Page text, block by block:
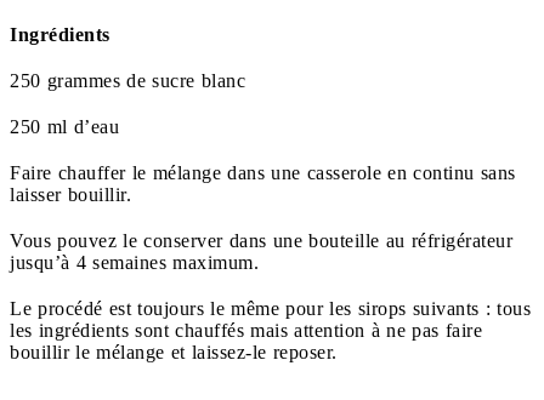
Ingrédients
250 grammes de sucre blanc
250 ml d’eau
Faire chauffer le mélange dans une casserole en continu sans
laisser bouillir.
Vous pouvez le conserver dans une bouteille au réfrigérateur
jusqu’à 4 semaines maximum.
Le procédé est toujours le même pour les sirops suivants : tous
les ingrédients sont chauffés mais attention à ne pas faire
bouillir le mélange et laissez-le reposer.